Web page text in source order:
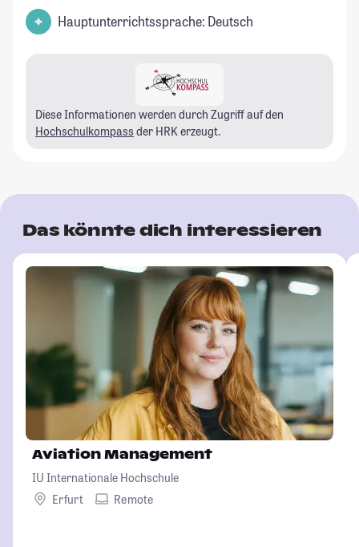
Hauptunterrichtssprache: Deutsch
Diese Informationen werden durch Zugriff auf den
Hochschulkompass der HRK erzeugt.
Das könnte dich interessieren
Aviation Management
IU Internationale Hochschule
Erfurt
Remote